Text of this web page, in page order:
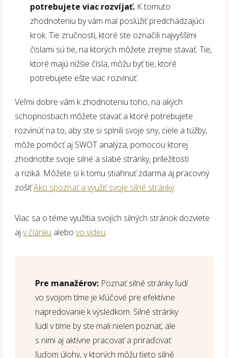
potrebujete viac rozvíjať. K tomuto
zhodnoteniu by vám mal poslúžiť predchádzajúci
krok. Tie zručnosti, ktoré ste označili najvyššími
číslami sú tie, na ktorých môžete zrejme stavať. Tie,
ktoré majú nižšie čísla, môžu byť tie, ktoré
potrebujete ešte viac rozvinúť.
Veľmi dobre vám k zhodnoteniu toho, na akých
schopnostiach môžete stavať a ktoré potrebujete
rozvinúť na to, aby ste si splnili svoje sny, ciele a túžby,
môže pomôcť aj SWOT analýza, pomocou ktorej
zhodnotíte svoje silné a slabé stránky, príležitosti
a riziká. Môžete si k tomu stiahnuť zdarma aj pracovný
zošiťAko spoznať a využiť svoje silné stránky.
Viac sa o téme využitia svojich silných stránok dozviete
ajv článku alebovo videu.
Pre manažérov: Poznať silné stránky ľudí
vo svojom tíme je kľúčové pre efektívne
napredovanie k výsledkom. Silné stránky
ľudí v tíme by ste mali nielen poznať, ale
s nimi aj aktívne pracovať a priraďovať
ľuďom úlohy, v ktorých môžu tieto silné